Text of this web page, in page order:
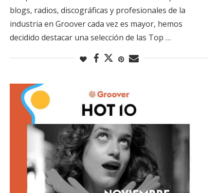
blogs, radios, discográficas y profesionales de la
industria en Groover cada vez es mayor, hemos
decidido destacar una selección de las Top …